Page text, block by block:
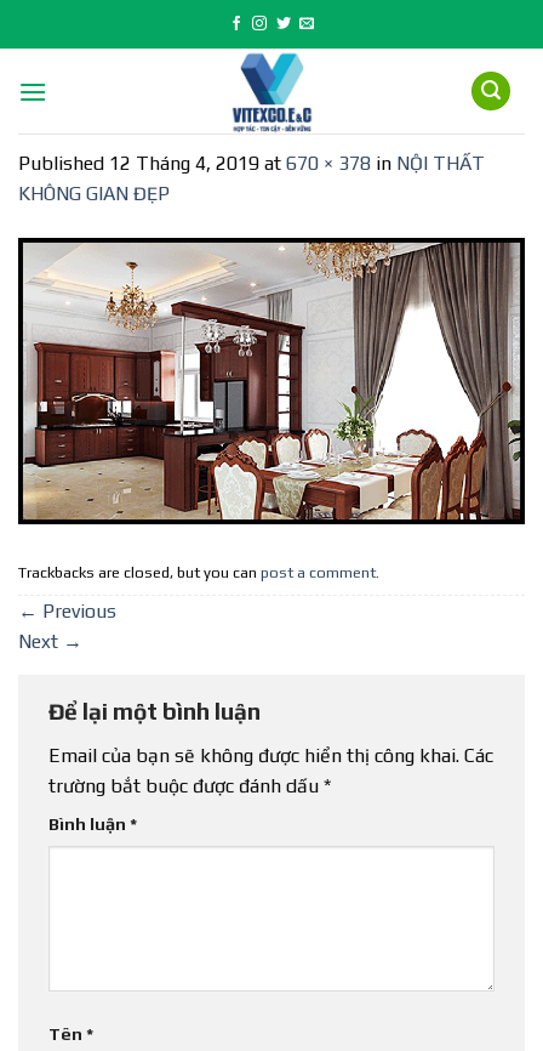
to
Published 12 Tháng 4, 2019 at 670 × 378 in NỘI THẤT
KHÔNG GIAN ĐẸP
Trackbacks are closed, but you can post a comment.
← Previous
Next →
Để lại một bình luận
Email của bạn sẽ không được hiển thị công khai. Các
trường bắt buộc được đánh dấu *
Bình luận *
Tên *